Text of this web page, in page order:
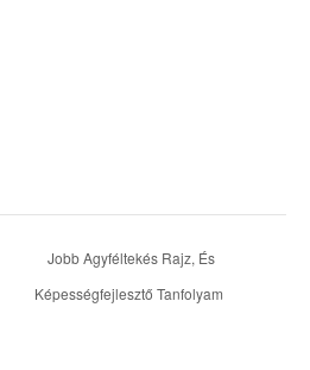
Jobb Agyféltekés Rajz, És
Képességfejlesztő Tanfolyam